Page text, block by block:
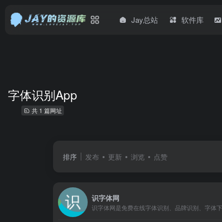
Jay总站 软件库
字体识别App
共 1 篇网址
排序 发布 更新 浏览 点赞
识字体网